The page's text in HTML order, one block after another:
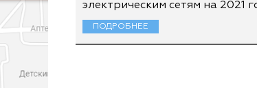
электрическим сетям на 2021
ПОДРОБНЕЕ